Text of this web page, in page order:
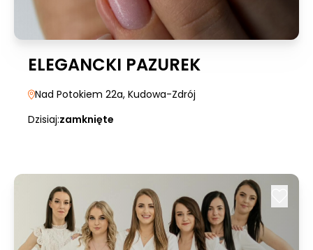
ELEGANCKI PAZUREK
Nad Potokiem 22a, Kudowa-Zdrój
Dzisiaj:zamknięte